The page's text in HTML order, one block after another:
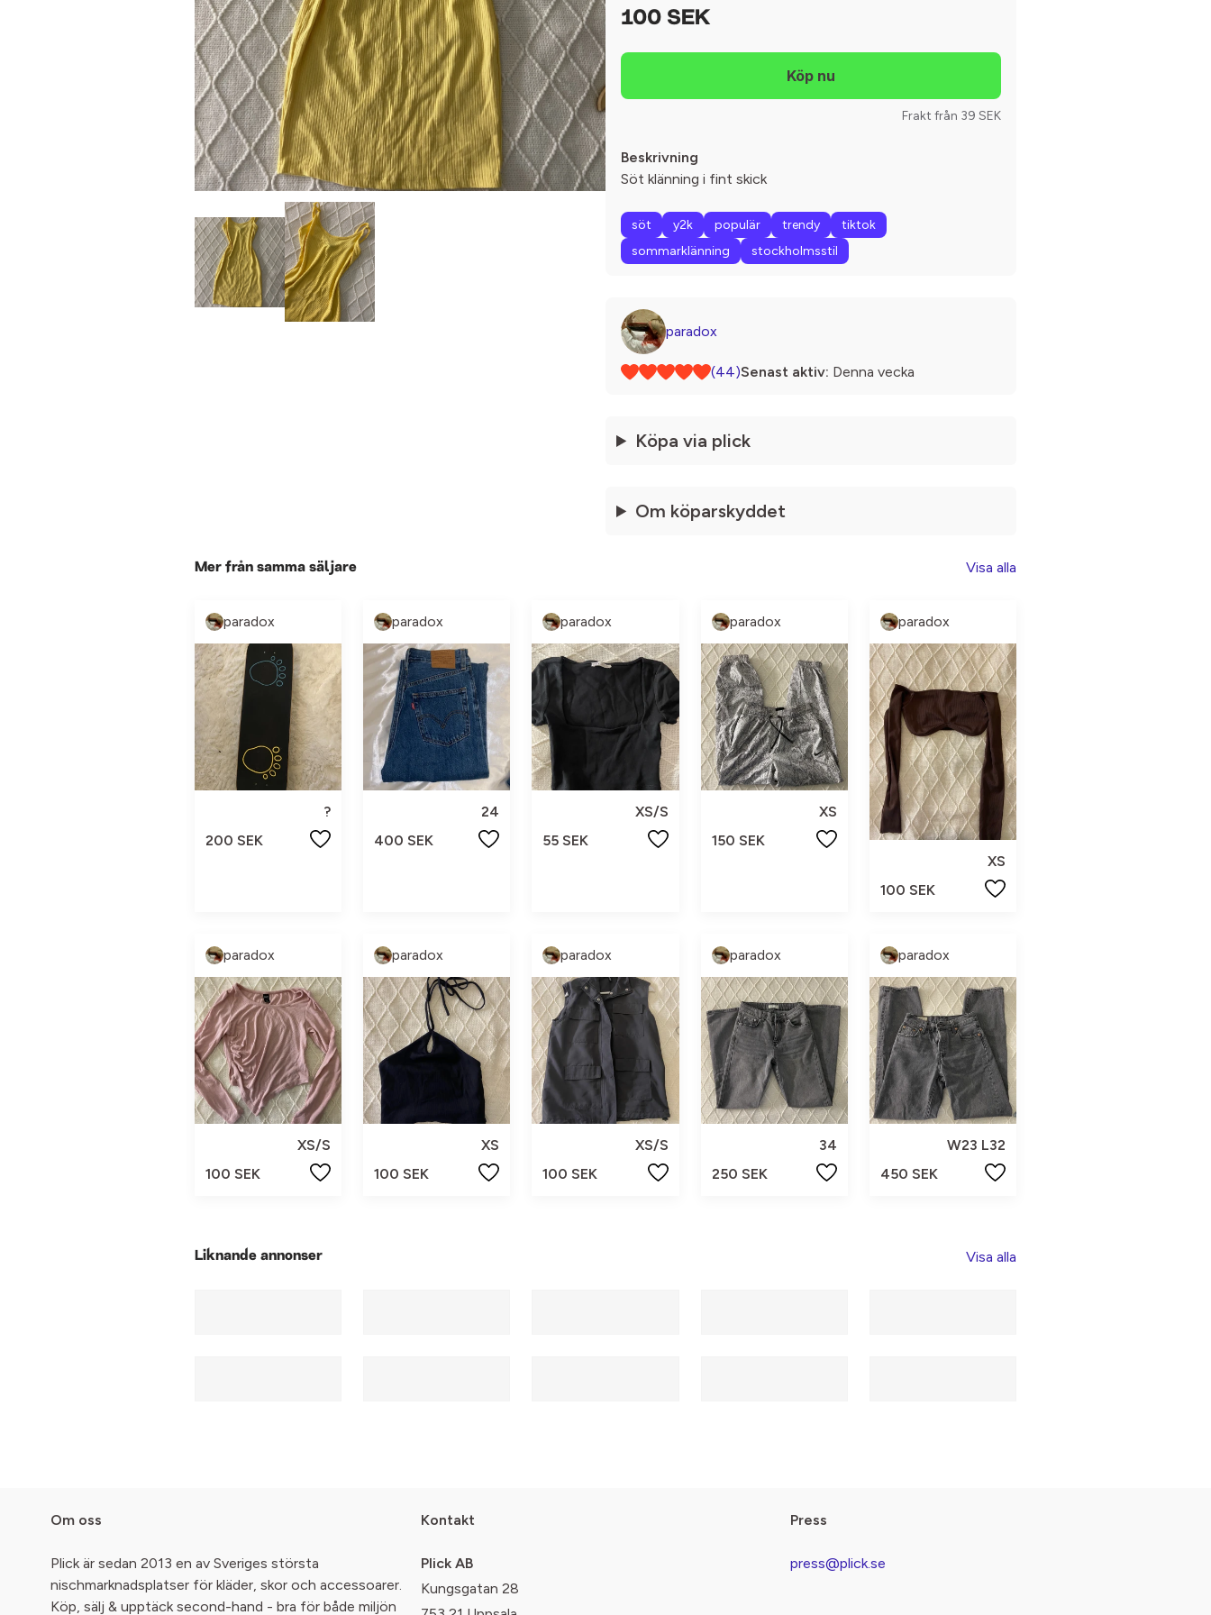
100 SEK
Frakt från 39 SEK
Beskrivning
Söt klänning i fint skick
söt y2k populär trendy
tiktok
sommarklänning
stockholmsstil
paradox
(44)Senast aktiv: Denna vecka
Köpa via plick
Om köparskyddet
Mer från samma säljare Visa alla
paradox
?
200 SEK
paradox
24
400 SEK
paradox
XS/S
55 SEK
paradox
XS
150 SEK
paradox
XS
100 SEK
paradox
XS/S
100 SEK
paradox
XS
100 SEK
paradox
XS/S
100 SEK
paradox
34
250 SEK
paradox
W23 L32
450 SEK
Liknande annonser Visa alla
Om oss
Plick är sedan 2013 en av Sveriges största
nischmarknadsplatser för kläder, skor och accessoarer.
Köp, sälj & upptäck second-hand - bra för både miljön
Kontakt
Plick AB
Kungsgatan 28
Press
press@plick.se